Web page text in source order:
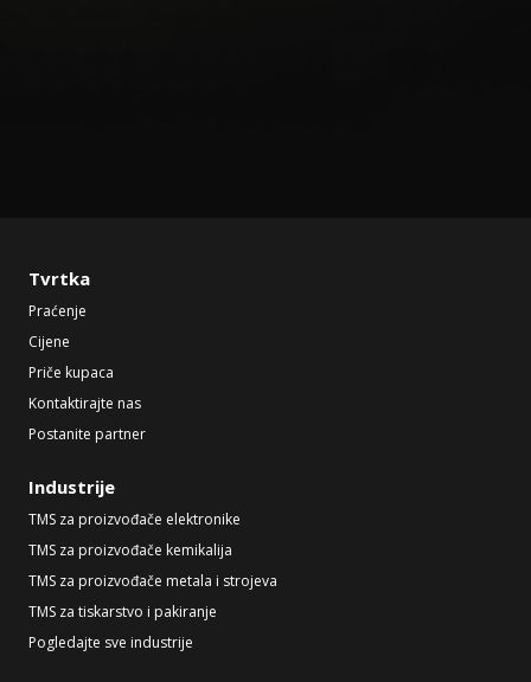
Tvrtka
Praćenje
Cijene
Priče kupaca
Kontaktirajte nas
Postanite partner
Industrije
TMS za proizvođače elektronike
TMS za proizvođače kemikalija
TMS za proizvođače metala i strojeva
TMS za tiskarstvo i pakiranje
Pogledajte sve industrije